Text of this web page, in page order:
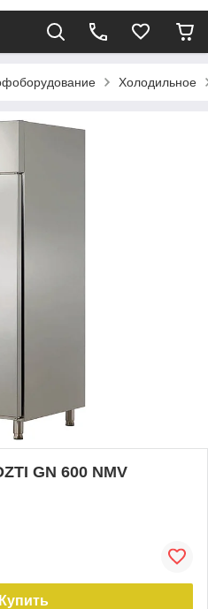
Холодильное
GN 600 NMV
Купить